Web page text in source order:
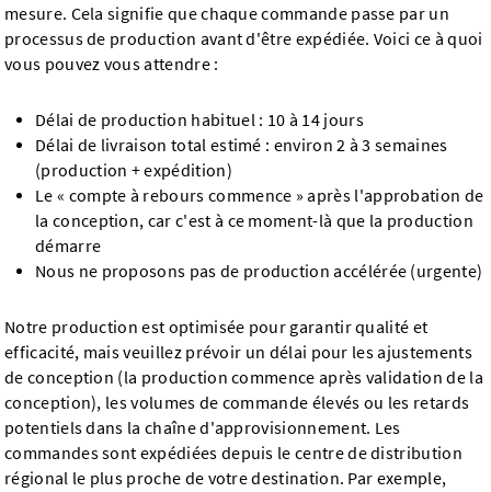
mesure. Cela signifie que chaque commande passe par un
processus de production avant d'être expédiée. Voici ce à quoi
vous pouvez vous attendre :
Délai de production habituel : 10 à 14 jours
Délai de livraison total estimé : environ 2 à 3 semaines
(production + expédition)
Le « compte à rebours commence » après l'approbation de
la conception, car c'est à ce moment-là que la production
démarre
Nous ne proposons pas de production accélérée (urgente)
Notre production est optimisée pour garantir qualité et
efficacité, mais veuillez prévoir un délai pour les ajustements
de conception (la production commence après validation de la
conception), les volumes de commande élevés ou les retards
potentiels dans la chaîne d'approvisionnement. Les
commandes sont expédiées depuis le centre de distribution
régional le plus proche de votre destination. Par exemple,